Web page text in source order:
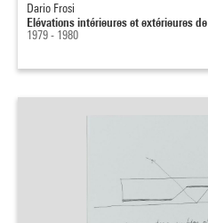
Dario Frosi
Elévations intérieures et extérieures de
1979 - 1980